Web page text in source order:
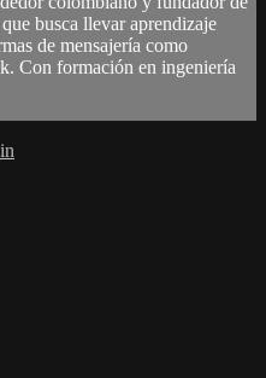
busca llevar aprendizaje
de mensajería como
Con formación en ingeniería